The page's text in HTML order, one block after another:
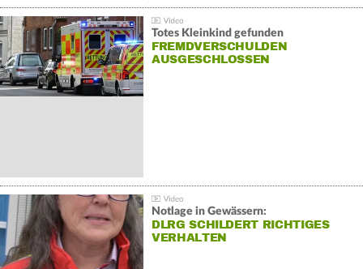
Totes Kleinkind gefunden
FREMDVERSCHULDEN
AUSGESCHLOSSEN
Notlage in Gewässern:
DLRG SCHILDERT RICHTIGES
VERHALTEN